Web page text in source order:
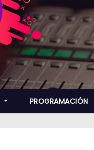
PROGRAMACIÓN